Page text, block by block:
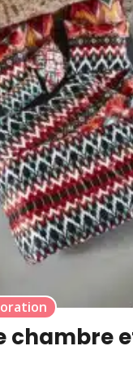
chambre